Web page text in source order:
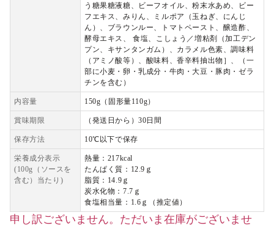
う糖果糖液糖、ビーフオイル、粉末水あめ、ビー
フエキス、みりん、ミルポア（玉ねぎ、にんじ
ん）、ブラウンルー、トマトペースト、醸造酢、
酵母エキス、 食塩、こしょう／増粘剤（加工デン
プン、キサンタンガム）、カラメル色素、調味料
（アミノ酸等）、酸味料、香辛料抽出物］、（一
部に小麦・卵・乳成分・牛肉・大豆・豚肉・ゼラ
チンを含む）
内容量 150g（固形量110g）
賞味期限 （発送日から）30日間
保存方法 10℃以下で保存
栄養成分表示
(100g（ソースを
含む）当たり)
熱量：217kcal
たんぱく質：12.9ｇ
脂質：14.9ｇ
炭水化物：7.7ｇ
食塩相当量：1.6ｇ（推定値）
申し訳ございません。ただいま在庫がございませ